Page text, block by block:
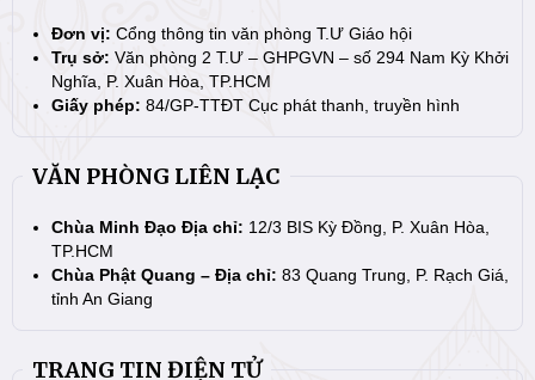
Đơn vị: Cổng thông tin văn phòng T.Ư Giáo hội
Trụ sở: Văn phòng 2 T.Ư – GHPGVN – số 294 Nam Kỳ Khởi
Nghĩa, P. Xuân Hòa, TP.HCM
Giấy phép: 84/GP-TTĐT Cục phát thanh, truyền hình
VĂN PHÒNG LIÊN LẠC
Chùa Minh Đạo Địa chỉ: 12/3 BIS Kỳ Đồng, P. Xuân Hòa,
TP.HCM
Chùa Phật Quang – Địa chỉ: 83 Quang Trung, P. Rạch Giá,
tỉnh An Giang
TRANG TIN ĐIỆN TỬ